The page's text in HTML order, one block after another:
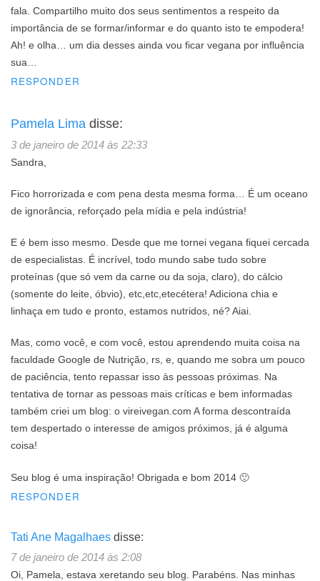
fala. Compartilho muito dos seus sentimentos a respeito da
importância de se formar/informar e do quanto isto te empodera!
Ah! e olha… um dia desses ainda vou ficar vegana por influência
sua…
RESPONDER
Pamela Lima disse:
3 de janeiro de 2014 às 22:33
Sandra,
Fico horrorizada e com pena desta mesma forma… É um oceano
de ignorância, reforçado pela mídia e pela indústria!
E é bem isso mesmo. Desde que me tornei vegana fiquei cercada
de especialistas. É incrível, todo mundo sabe tudo sobre
proteínas (que só vem da carne ou da soja, claro), do cálcio
(somente do leite, óbvio), etc,etc,etecétera! Adiciona chia e
linhaça em tudo e pronto, estamos nutridos, né? Aiai.
Mas, como você, e com você, estou aprendendo muita coisa na
faculdade Google de Nutrição, rs, e, quando me sobra um pouco
de paciência, tento repassar isso às pessoas próximas. Na
tentativa de tornar as pessoas mais críticas e bem informadas
também criei um blog: o vireivegan.com A forma descontraída
tem despertado o interesse de amigos próximos, já é alguma
coisa!
Seu blog é uma inspiração! Obrigada e bom 2014 🙂
RESPONDER
Tati Ane Magalhaes disse:
7 de janeiro de 2014 às 2:08
Oi, Pamela, estava xeretando seu blog. Parabéns. Nas minhas